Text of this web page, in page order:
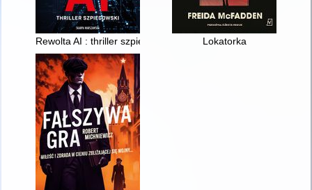
Rewolta AI : thriller szpiegowski Lokatorka